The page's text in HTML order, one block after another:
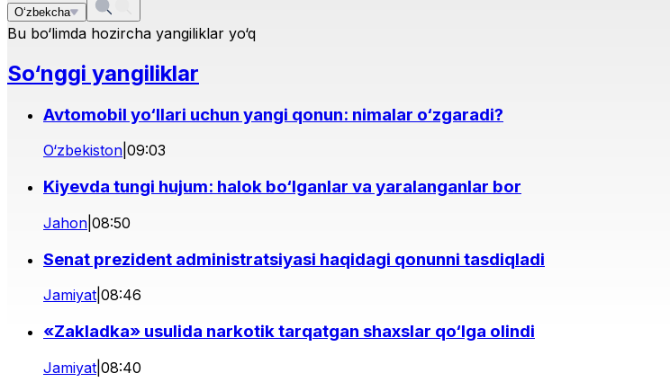
O‘zbekcha
Bu bo‘limda hozircha yangiliklar yo‘q
So‘nggi yangiliklar
Avtomobil yo‘llari uchun yangi qonun: nimalar o‘zgaradi?
O‘zbekiston 09:03
Kiyevda tungi hujum: halok bo‘lganlar va yaralanganlar bor
Jahon 08:50
Senat prezident administratsiyasi haqidagi qonunni tasdiqladi
Jamiyat 08:46
«Zakladka» usulida narkotik tarqatgan shaxslar qo‘lga olindi
Jamiyat 08:40